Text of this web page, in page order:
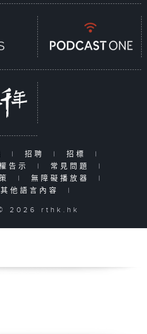
| 招聘 | 招標
|
告示
| 常見問題
|
| 無障礙播放器
|
其他語言內容
|
2026 rthk.hk